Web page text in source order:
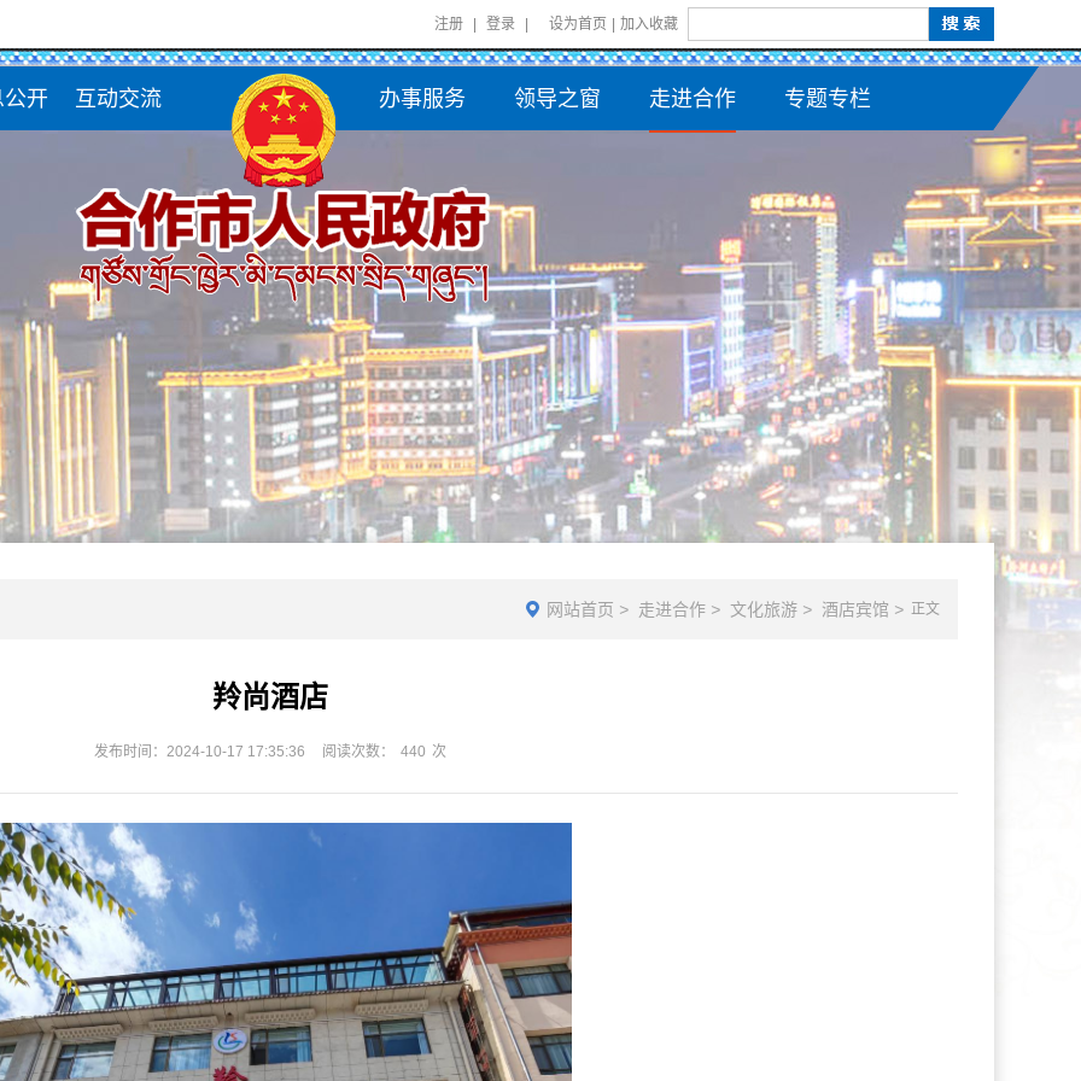
注册 登录 设为首页 加入收藏
开 互动交流 办事服务 领导之窗 走进合作 专题专栏
网站首页 > 走进合作 > 文化旅游 > 酒店宾馆 > 正文
羚尚酒店
发布时间：2024-10-17 17:35:36 阅读次数： 440 次